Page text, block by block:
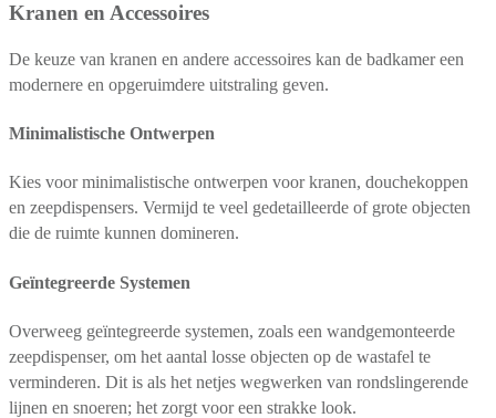
Kranen en Accessoires
De keuze van kranen en andere accessoires kan de badkamer een
modernere en opgeruimdere uitstraling geven.
Minimalistische Ontwerpen
Kies voor minimalistische ontwerpen voor kranen, douchekoppen
en zeepdispensers. Vermijd te veel gedetailleerde of grote objecten
die de ruimte kunnen domineren.
Geïntegreerde Systemen
Overweeg geïntegreerde systemen, zoals een wandgemonteerde
zeepdispenser, om het aantal losse objecten op de wastafel te
verminderen. Dit is als het netjes wegwerken van rondslingerende
lijnen en snoeren; het zorgt voor een strakke look.